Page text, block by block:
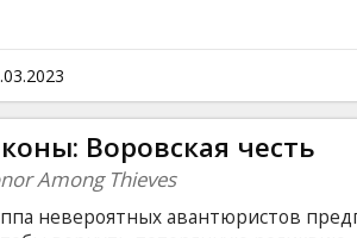
Воровская честь
Among Thieves
невероятных авантюристов